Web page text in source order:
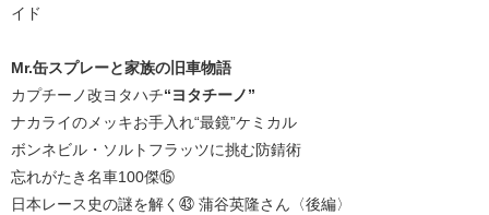
イド
Mr.缶スプレーと家族の旧車物語
カプチーノ改ヨタハチ“ヨタチーノ”
ナカライのメッキお手入れ“最鏡”ケミカル
ボンネビル・ソルトフラッツに挑む防錆術
忘れがたき名車100傑⑮
日本レース史の謎を解く㊸ 蒲谷英隆さん〈後編〉